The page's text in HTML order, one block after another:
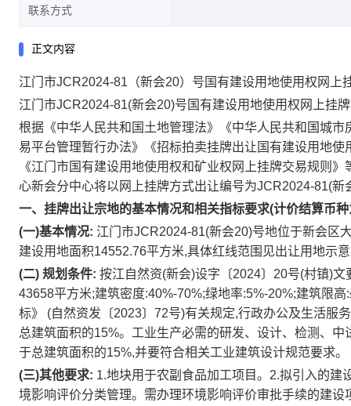
联系方式
正文内容
江门市JCR2024-81（新会20）号国有建设用地使用权网上
江门市JCR2024-81(新会20)号国有建设用地使用权网上挂
根据《中华人民共和国土地管理法》《中华人民共和国城
易平台管理暂行办法》《招标拍卖挂牌出让国有建设用地
《江门市国有建设用地使用权和矿业权网上挂牌交易规则
心新会分中心将以网上挂牌方式出让编号为JCR2024-81(
一、挂牌出让宗地的基本情况和相关指标要求(计价结算币
(一)基本情况: 江门市JCR2024-81(新会20)号地位于新会区
建设用地面积14552.76平方米,具体红线范围见出让用地示
(二) 规划条件: 按江自然资(新会)设字〔2024〕20号(村镇)
43658平方米;建筑密度:40%-70%;绿地率:5%-20%;建筑限
标》 (自然资发〔2023〕72号)有关规定,行政办公及生活服
总建筑面积的15%。工业生产必需的研发、设计、检测、
于总建筑面积的15%,并要符合相关工业建筑设计规范要求。
(三)其他要求: 1.地块用于农副食品加工项目。2.拟引入的建
境影响评价分类管理。需办理环境影响评价审批手续的建